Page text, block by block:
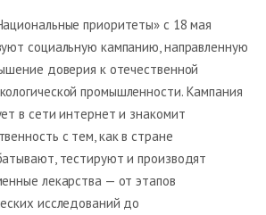
приоритеты» с 18 мая
социальную кампанию, направленную
доверия к отечественной
промышленности. Кампания
в сети интернет и знакомит
с тем, как в стране
тестируют и производят
лекарства — от этапов
исследований до